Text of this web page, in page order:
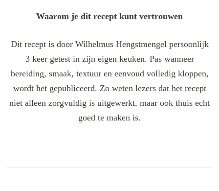
Waarom je dit recept kunt vertrouwen
Dit recept is door Wilhelmus Hengstmengel persoonlijk
3 keer getest in zijn eigen keuken. Pas wanneer
bereiding, smaak, textuur en eenvoud volledig kloppen,
wordt het gepubliceerd. Zo weten lezers dat het recept
niet alleen zorgvuldig is uitgewerkt, maar ook thuis echt
goed te maken is.
Navigation